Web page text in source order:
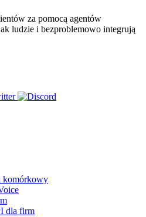
za pomocą agentów
ludzie i bezproblemowo integrują
komórkowy
dla firm